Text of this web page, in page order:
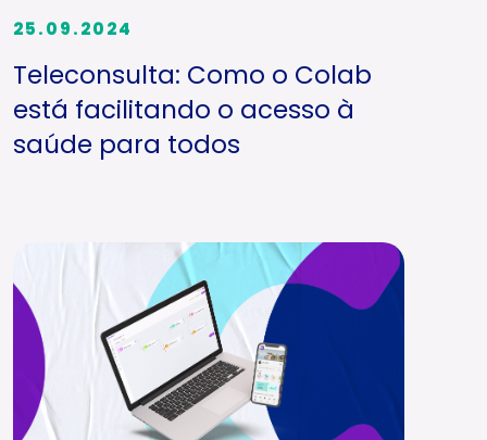
25.09.2024
Teleconsulta: Como o Colab
está facilitando o acesso à
saúde para todos